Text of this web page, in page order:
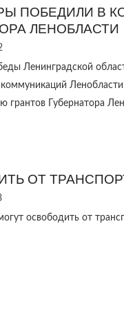
ПОБЕДИЛИ В
ЛЕНОБЛАСТИ
Ленинградской
грантов Губернатора
ОТ
освободить от